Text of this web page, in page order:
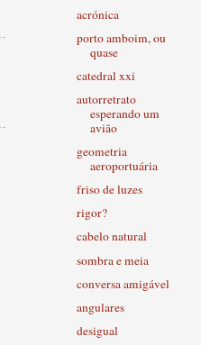
acrónica
porto amboim, ou
quase
catedral xxi
autorretrato
esperando um
avião
geometria
aeroportuária
friso de luzes
rigor?
cabelo natural
sombra e meia
conversa amigável
angulares
desigual